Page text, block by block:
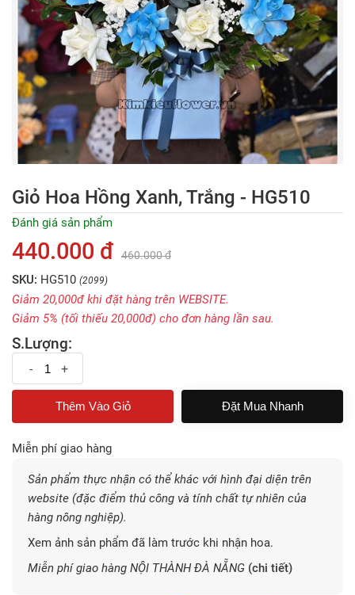
Giỏ Hoa Hồng Xanh, Trắng - HG510
Đánh giá sản phẩm
440.000 đ 460.000 đ
SKU: HG510 (2099)
Giảm 20,000đ khi đặt hàng trên WEBSITE.
Giảm 5% (tối thiếu 20,000đ) cho đơn hàng lần sau.
S.Lượng:
- +
Đặt Mua Nhanh
Miễn phí giao hàng
Sản phẩm thực nhận có thể khác với hình đại diện trên
website (đặc điểm thủ công và tính chất tự nhiên của
hàng nông nghiệp).
Xem ảnh sản phẩm đã làm trước khi nhận hoa.
Miễn phí giao hàng NỘI THÀNH ĐÀ NẴNG (chi tiết)